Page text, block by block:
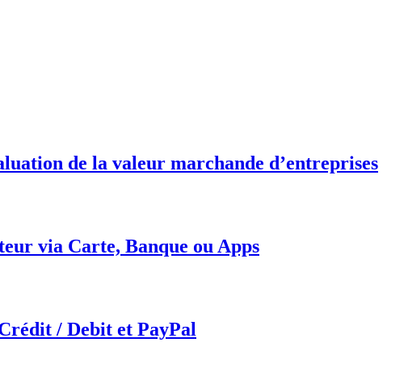
de la valeur marchande d’entreprises
via Carte, Banque ou Apps
/ Debit et PayPal